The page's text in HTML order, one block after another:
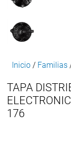
Inicio / Familias
TAPA
176